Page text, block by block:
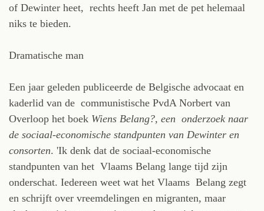
of Dewinter heet, rechts heeft Jan met de pet helemaal
niks te bieden.
Dramatische man
Een jaar geleden publiceerde de Belgische advocaat en
kaderlid van de communistische PvdA Norbert van
Overloop het boek Wiens Belang?, een onderzoek naar
de sociaal-economische standpunten van Dewinter en
consorten. 'Ik denk dat de sociaal-economische
standpunten van het Vlaams Belang lange tijd zijn
onderschat. Iedereen weet wat het Vlaams Belang zegt
en schrijft over vreemdelingen en migranten, maar